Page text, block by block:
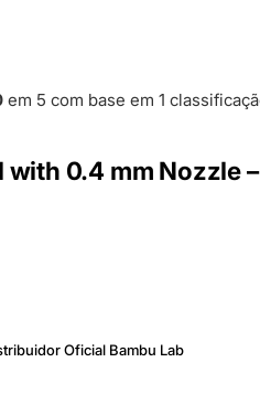
em 5 com base em1
0.4 mm Nozzle
Oficial Bambu Lab